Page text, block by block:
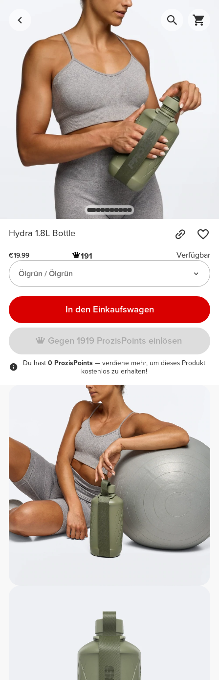
Hydra 1.8L Bottle
€19.99 191
Verfügbar
Ölgrün / Ölgrün
In den Einkaufswagen
Gegen 1919 ProzisPoints einlösen
Du hast 0 ProzisPoints — verdiene mehr, um dieses Produkt
kostenlos zu erhalten!